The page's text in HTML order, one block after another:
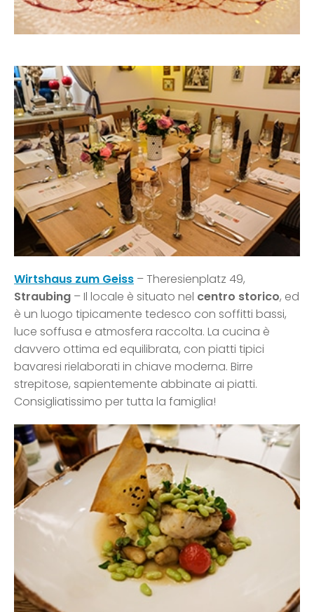
Wirtshaus zum Geiss – Theresienplatz 49,
Straubing – Il locale è situato nel centro storico, ed
è un luogo tipicamente tedesco con soffitti bassi,
luce soffusa e atmosfera raccolta. La cucina è
davvero ottima ed equilibrata, con piatti tipici
bavaresi rielaborati in chiave moderna. Birre
strepitose, sapientemente abbinate ai piatti.
Consigliatissimo per tutta la famiglia!